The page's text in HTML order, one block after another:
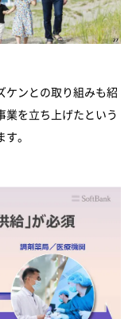
ケンとの取り組みも紹
業を立ち上げたという
。